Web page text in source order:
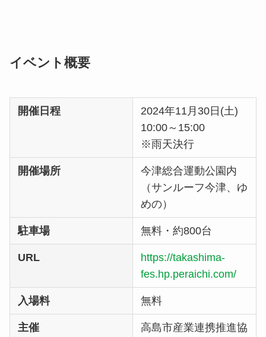
イベント概要
開催日程
2024年11月30日(土)
10:00～15:00
※雨天決行
開催場所
今津総合運動公園内
（サンルーフ今津、ゆ
めの）
駐車場 無料・約800台
URL
https://takashima-
fes.hp.peraichi.com/
入場料 無料
主催
高島市産業連携推進協